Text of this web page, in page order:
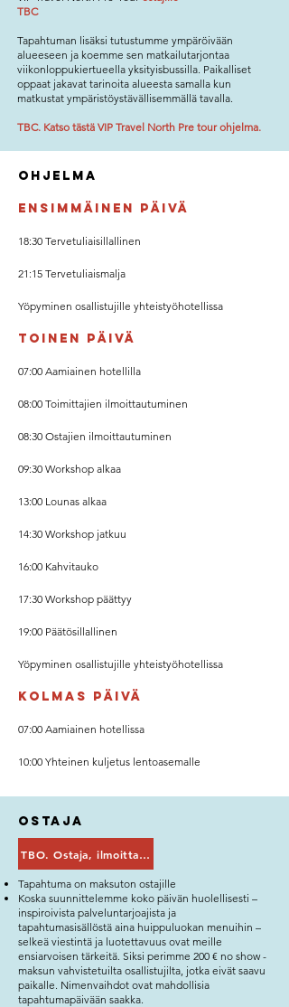
TBC
Tapahtuman lisäksi tutustumme ympäröivään
alueeseen ja koemme sen matkailutarjontaa
viikonloppukiertueella yksityisbussilla. Paikalliset
oppaat jakavat tarinoita alueesta samalla kun
matkustat ympäristöystävällisemmällä tavalla.
TBC. Katso tästä VIP Travel North Pre tour ohjelma.
ohjelma
Ensimmäinen päivä
18:30 Tervetuliaisillallinen
21:15 Tervetuliaismalja
Yöpyminen osallistujille yhteistyöhotellissa
Toinen päivä
07:00 Aamiainen hotellilla
08:00 Toimittajien ilmoittautuminen
08:30 Ostajien ilmoittautuminen
09:30 Workshop alkaa
13:00 Lounas alkaa
14:30 Workshop jatkuu
16:00 Kahvitauko
17:30 Workshop päättyy
19:00 Päätösillallinen
Yöpyminen osallistujille yhteistyöhotellissa
Kolmas päivä
07:00 Aamiainen hotellissa
10:00 Yhteinen kuljetus lentoasemalle
Ostaja
TBO. Ostaja, ilmoittaudu tästä
Tapahtuma on maksuton ostajille
Koska suunnittelemme koko päivän huolellisesti –
inspiroivista palveluntarjoajista ja
tapahtumasisällöstä aina huippuluokan menuihin –
selkeä viestintä ja luotettavuus ovat meille
ensiarvoisen tärkeitä. Siksi perimme 200 € no show -
maksun vahvistetuilta osallistujilta, jotka eivät saavu
paikalle. Nimenvaihdot ovat mahdollisia
tapahtumapäivään saakka.